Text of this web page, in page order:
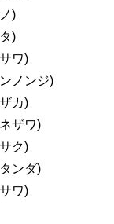
)
)
ワ)
ノンジ)
カ)
ザワ)
ク)
ンダ)
ワ)